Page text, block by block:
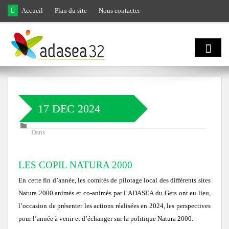
Skip to main content
Accueil Plan du site Nous contacter
nous ?
Domaines d'activités
Notre équipe
Notre engagement
Notre gouvernance
Natura 2000
Biodiversité
Agro
écologie
17 DEC 2024
Dans
LES COPIL NATURA 2000
En cette fin d’année, les comités de pilotage local des différents sites
Natura 2000 animés et co-animés par l’ADASEA du Gers ont eu lieu,
l’occasion de présenter les actions réalisées en 2024, les perspectives
pour l’année à venir et d’échanger sur la politique Natura 2000.